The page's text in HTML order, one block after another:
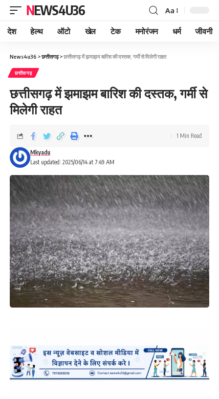
NEWS4U36 Aa
देश हेल्थ ऑटो खेल टेक मनोरंजन धर्म जीवनी
News4u36 >छत्तीसगढ़>छत्तीसगढ़ में झमाझम बारिश की दस्तक, गर्मी से मिलेगी राहत
छत्तीसगढ़
छत्तीसगढ़ में झमाझम बारिश की दस्तक, गर्मी से
मिलेगी राहत
Last updated: 2025/06/14 at 7:49 AM
Mkyadu
1 Min Read